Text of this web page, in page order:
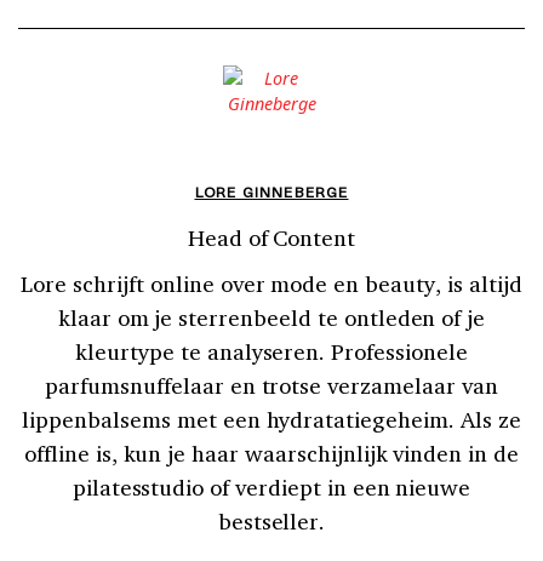
LORE GINNEBERGE
Head of Content
Lore schrijft online over mode en beauty, is altijd
klaar om je sterrenbeeld te ontleden of je
kleurtype te analyseren. Professionele
parfumsnuffelaar en trotse verzamelaar van
lippenbalsems met een hydratatiegeheim. Als ze
offline is, kun je haar waarschijnlijk vinden in de
pilatesstudio of verdiept in een nieuwe
bestseller.